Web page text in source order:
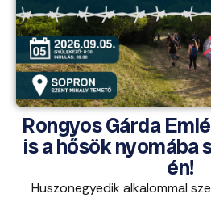
Rongyos Gárda
is a hősök nyomába
én!
Huszonegyedik alkalommal